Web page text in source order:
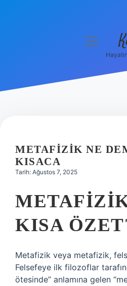
Hakkımızda
menüyü
METAFIZIK NE
KISACA
Tarih: Ağustos 7, 2025
KISA
Metafizik veya metafizik,
Felsefeye ilk filozoflar
ötesinde” anlamına gelen